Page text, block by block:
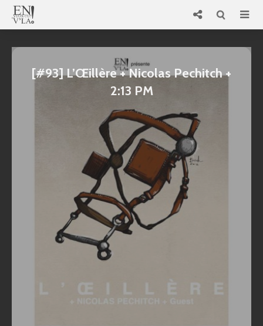
[#93] L’Œillère + Nicolas Pechitch +
2:13 PM